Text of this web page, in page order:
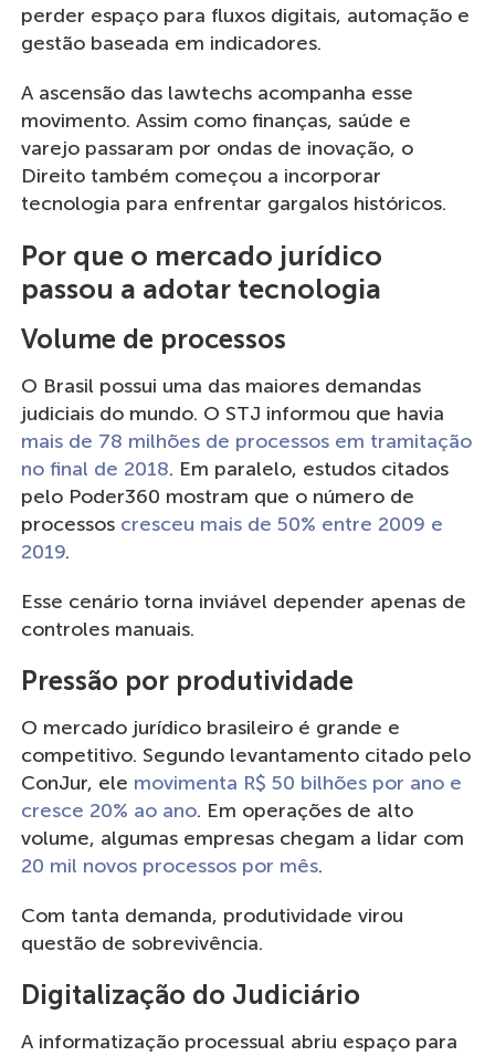
perder espaço para fluxos digitais, automação e
gestão baseada em indicadores.
A ascensão das lawtechs acompanha esse
movimento. Assim como finanças, saúde e
varejo passaram por ondas de inovação, o
Direito também começou a incorporar
tecnologia para enfrentar gargalos históricos.
Por que o mercado jurídico
passou a adotar tecnologia
Volume de processos
O Brasil possui uma das maiores demandas
judiciais do mundo. O STJ informou que havia
mais de 78 milhões de processos em tramitação
no final de 2018. Em paralelo, estudos citados
pelo Poder360 mostram que o número de
processos cresceu mais de 50% entre 2009 e
2019.
Esse cenário torna inviável depender apenas de
controles manuais.
Pressão por produtividade
O mercado jurídico brasileiro é grande e
competitivo. Segundo levantamento citado pelo
ConJur, ele movimenta R$ 50 bilhões por ano e
cresce 20% ao ano. Em operações de alto
volume, algumas empresas chegam a lidar com
20 mil novos processos por mês.
Com tanta demanda, produtividade virou
questão de sobrevivência.
Digitalização do Judiciário
A informatização processual abriu espaço para